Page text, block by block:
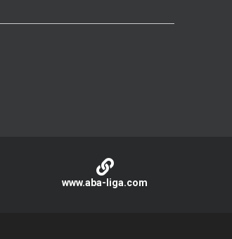
www.aba-liga.com